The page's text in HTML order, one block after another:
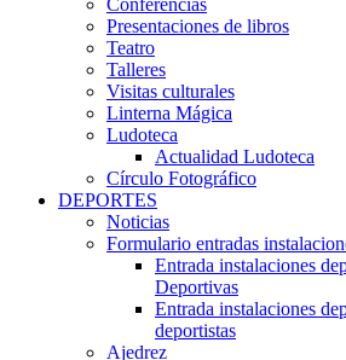
Conferencias
Presentaciones de libros
Teatro
Talleres
Visitas culturales
Linterna Mágica
Ludoteca
Actualidad Ludoteca
Círculo Fotográfico
DEPORTES
Noticias
Formulario entradas
Entrada instalaciones
Deportivas
Entrada instalaciones
deportistas
Ajedrez